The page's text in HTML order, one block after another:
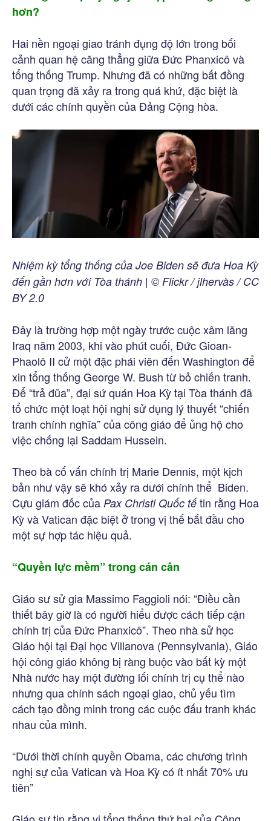
hơn?
Hai nền ngoại giao tránh đụng độ lớn trong bối
cảnh quan hệ căng thẳng giữa Đức Phanxicô và
tổng thống Trump. Nhưng đã có những bất đồng
quan trọng đã xảy ra trong quá khứ, đặc biệt là
dưới các chính quyền của Đảng Cộng hòa.
Nhiệm kỳ tổng thống của Joe Biden sẽ đưa Hoa Kỳ
đến gần hơn với Tòa thánh | © Flickr / jlhervàs / CC
BY 2.0
Đây là trường hợp một ngày trước cuộc xâm lăng
Iraq năm 2003, khi vào phút cuối, Đức Gioan-
Phaolô II cử một đặc phái viên đến Washington để
xin tổng thống George W. Bush từ bỏ chiến tranh.
Để “trả đũa”, đại sứ quán Hoa Kỳ tại Tòa thánh đã
tổ chức một loạt hội nghị sử dụng lý thuyết “chiến
tranh chính nghĩa” của công giáo để ủng hộ cho
việc chống lại Saddam Hussein.
Theo bà cố vấn chính trị Marie Dennis, một kịch
bản như vậy sẽ khó xảy ra dưới chính thể Biden.
Cựu giám đốc của Pax Christi Quốc tếtin rằng Hoa
Kỳ và Vatican đặc biệt ở trong vị thế bắt đầu cho
một sự hợp tác hiệu quả.
“Quyền lực mềm” trong cán cân
Giáo sư sử gia Massimo Faggioli nói: “Điều cần
thiết bây giờ là có người hiểu được cách tiếp cận
chính trị của Đức Phanxicô”. Theo nhà sử học
Giáo hội tại Đại học Villanova (Pennsylvania), Giáo
hội công giáo không bị ràng buộc vào bất kỳ một
Nhà nước hay một đường lối chính trị cụ thể nào
nhưng qua chính sách ngoại giao, chủ yếu tìm
cách tạo đồng minh trong các cuộc đấu tranh khác
nhau của mình.
“Dưới thời chính quyền Obama, các chương trình
nghị sự của Vatican và Hoa Kỳ có ít nhất 70% ưu
tiên”